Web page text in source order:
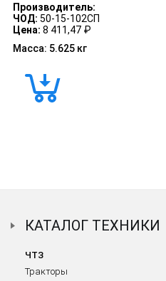
Производитель:
ЧОД: 50-15-102СП
Цена: 8 411,47 ₽
Масса: 5.625 кг
КАТАЛОГ ТЕХНИКИ
ЧТЗ
Тракторы